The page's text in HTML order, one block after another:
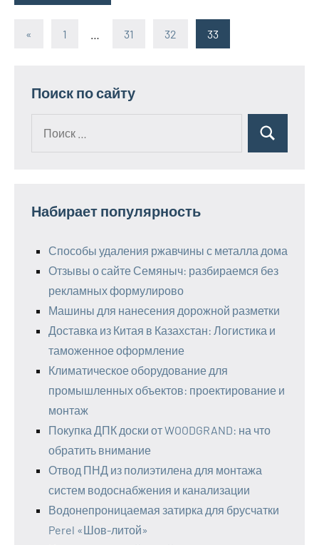
«
Предыдущие
1 31 32 33
Поиск по сайту
Поиск
Набирает популярность
Способы удаления ржавчины с металла дома
Отзывы о сайте Семяныч: разбираемся без
рекламных формулирово
Машины для нанесения дорожной разметки
Доставка из Китая в Казахстан: Логистика и
таможенное оформление
Климатическое оборудование для
промышленных объектов: проектирование и
монтаж
Покупка ДПК доски от WOODGRAND: на что
обратить внимание
Отвод ПНД из полиэтилена для монтажа
систем водоснабжения и канализации
Водонепроницаемая затирка для брусчатки
Perel «Шов-литой»